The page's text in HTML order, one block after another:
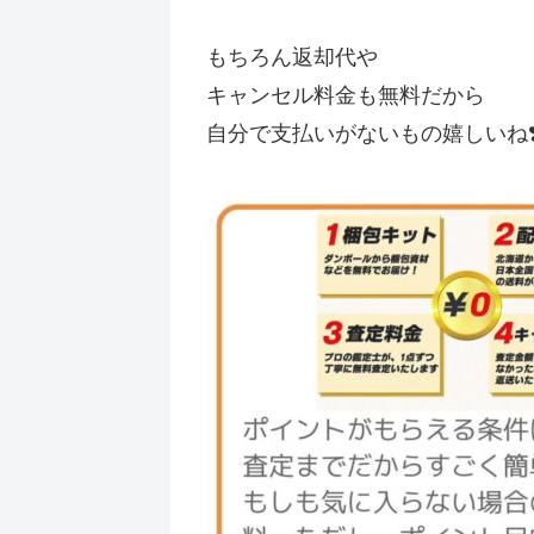
もちろん返却代や
キャンセル料金も無料だから
自分で支払いがないもの嬉しいね